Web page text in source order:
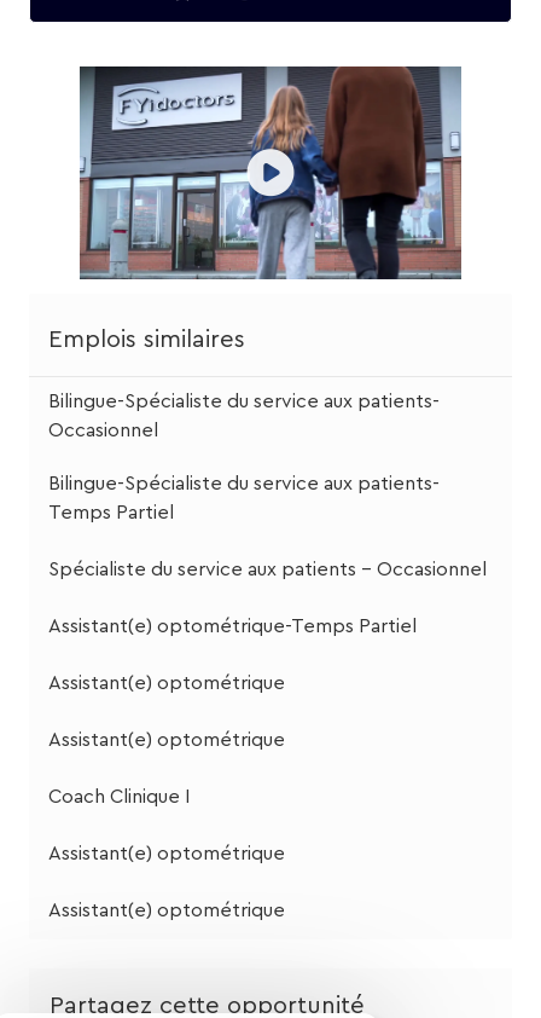
Emplois similaires
Bilingue-Spécialiste du service aux patients-
Occasionnel
Bilingue-Spécialiste du service aux patients-
Temps Partiel
Spécialiste du service aux patients - Occasionnel
Assistant(e) optométrique-Temps Partiel
Assistant(e) optométrique
Assistant(e) optométrique
Coach Clinique I
Assistant(e) optométrique
Assistant(e) optométrique
Partagez cette opportunité